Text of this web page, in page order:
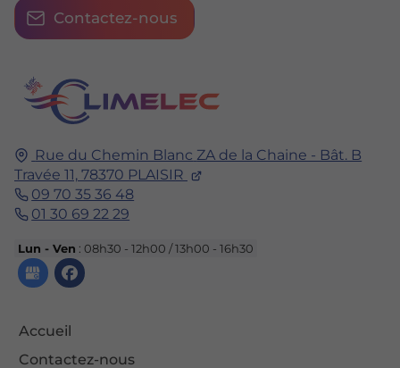
Rue du Chemin Blanc ZA de la Chaine - Bât. B
Travée 11, 78370 PLAISIR
09 70 35 36 48
01 30 69 22 29
Lun - Ven : 08h30 - 12h00 / 13h00 - 16h30
Accueil
Contactez-nous
Contactez-nous